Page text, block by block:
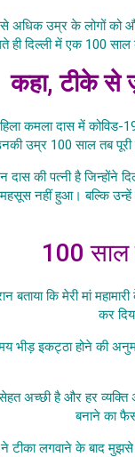
उम्र के लोगों को और
दिल्ली में एक 100 साल
कहा, टीके से
कमला दास में
उम्र 100 साल तब पूरी
की पत्नी है जिन्होंने
महसूस नहीं हुआ। बल्कि
100 साल
बताया कि मेरी मां
कर
भीड़ इकट्ठा होने की
अच्छी है और हर व्यक्ति
बनाने का
ने टीका लगवाने के बाद